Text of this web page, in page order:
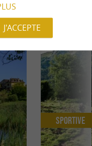
POUR VOUS
Sportive
J'ACCEPTE